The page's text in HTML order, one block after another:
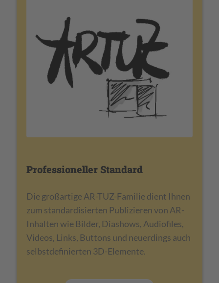
Professioneller Standard
Die großartige AR-TUZ-Familie dient Ihnen
zum standardisierten Publizieren von AR-
Inhalten wie Bilder, Diashows, Audiofiles,
Videos, Links, Buttons und neuerdings auch
selbstdefinierten 3D-Elemente.